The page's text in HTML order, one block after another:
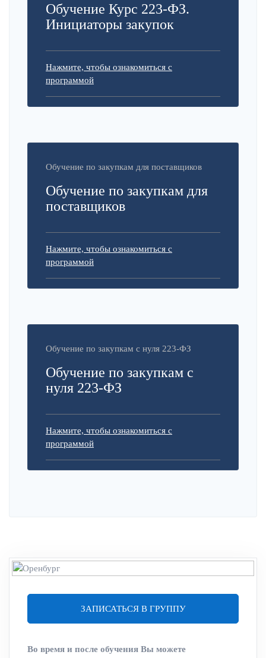
Обучение Курс 223-ФЗ.
Инициаторы закупок
Нажмите, чтобы ознакомиться с
программой
Обучение по закупкам для поставщиков
Обучение по закупкам для
поставщиков
Нажмите, чтобы ознакомиться с
программой
Обучение по закупкам с нуля 223-ФЗ
Обучение по закупкам с
нуля 223-ФЗ
Нажмите, чтобы ознакомиться с
программой
ЗАПИСАТЬСЯ В ГРУППУ
Во время и после обучения Вы можете